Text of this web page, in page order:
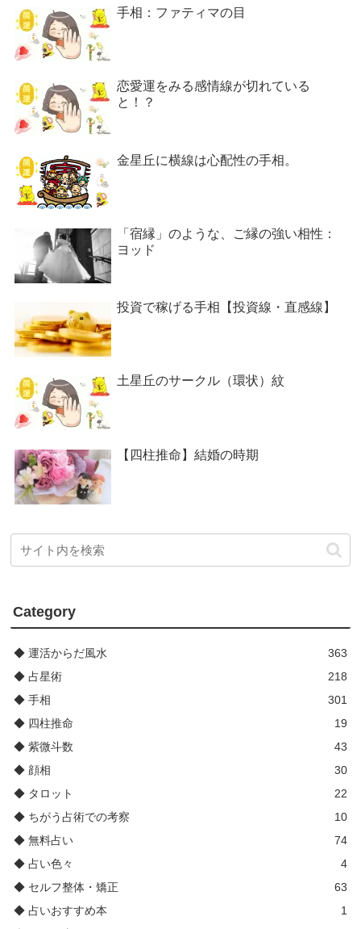
手相：ファティマの目
恋愛運をみる感情線が切れている
と！？
金星丘に横線は心配性の手相。
「宿縁」のような、ご縁の強い相性：
ヨッド
投資で稼げる手相【投資線・直感線】
土星丘のサークル（環状）紋
【四柱推命】結婚の時期
Category
◆ 運活からだ風水
363
◆ 占星術
218
◆ 手相
301
◆ 四柱推命
19
◆ 紫微斗数
43
◆ 顔相
30
◆ タロット
22
◆ ちがう占術での考察
10
◆ 無料占い
74
◆ 占い色々
4
◆ セルフ整体・矯正
63
◆ 占いおすすめ本
1